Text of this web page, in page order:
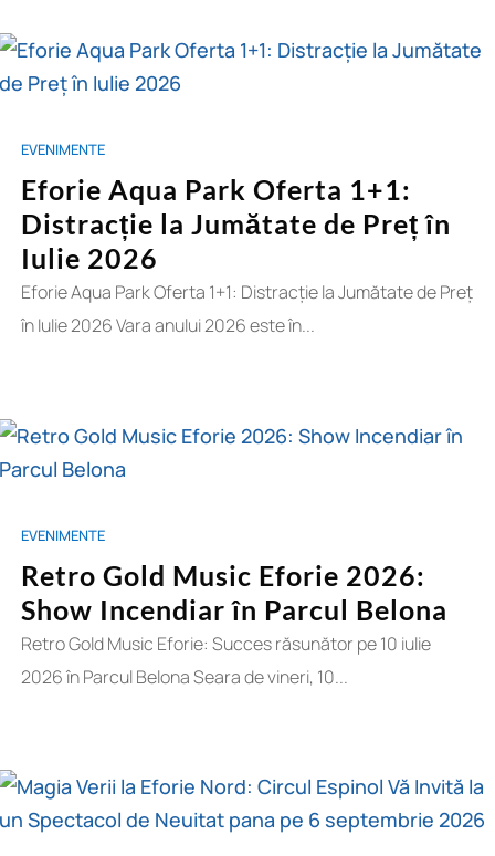
Eforie Aqua Park Oferta 1+1:
Distracție la Jumătate de Preț în
Iulie 2026
EVENIMENTE
Eforie Aqua Park Oferta 1+1: Distracție la Jumătate de Preț
în Iulie 2026 Vara anului 2026 este în...
Retro Gold Music Eforie 2026:
Show Incendiar în Parcul Belona
EVENIMENTE
Retro Gold Music Eforie: Succes răsunător pe 10 iulie
2026 în Parcul Belona Seara de vineri, 10...